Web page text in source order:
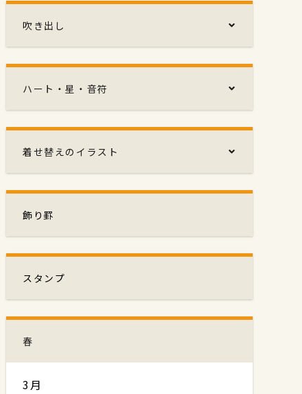
吹き出し
ハート・星・音符
着せ替えのイラスト
飾り罫
スタンプ
春
3月